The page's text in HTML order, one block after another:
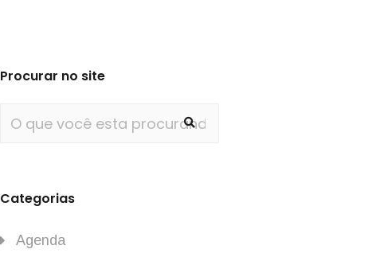
Procurar no site
Categorias
Agenda